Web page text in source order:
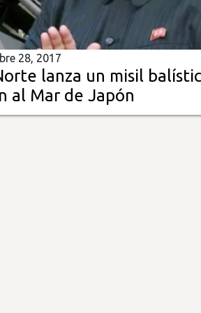
28, 2017
lanza un misil
al Mar de Japón